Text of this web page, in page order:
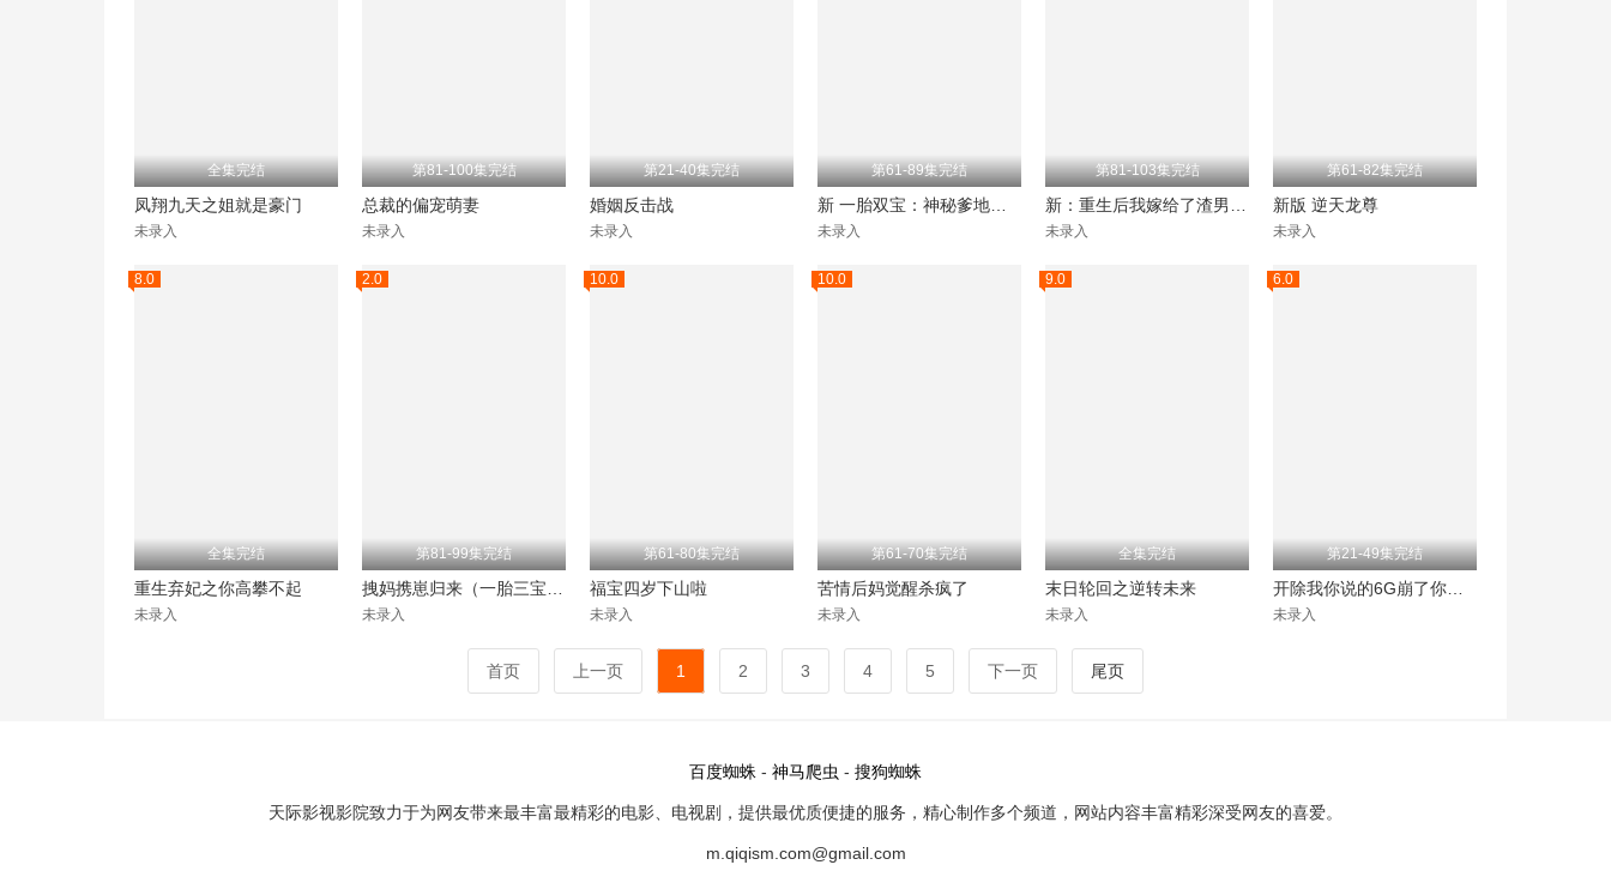
全集完结
凤翔九天之姐就是豪门
未录入
第81-100集完结
总裁的偏宠萌妻
未录入
第21-40集完结
婚姻反击战
未录入
第61-89集完结
未录入
第81-103集完结
未录入
第61-82集完结
新版 逆天龙尊
未录入
8.0
全集完结
重生弃妃之你高攀不起
未录入
2.0
第81-99集完结
未录入
10.0
第61-80集完结
福宝四岁下山啦
未录入
10.0
第61-70集完结
苦情后妈觉醒杀疯了
未录入
9.0
全集完结
末日轮回之逆转未来
未录入
6.0
第21-49集完结
未录入
首页 上一页 1 2 3 4 5 下一页 尾页
百度蜘蛛 - 神马爬虫 - 搜狗蜘蛛
天际影视影院致力于为网友带来最丰富最精彩的电影、电视剧，提供最优质便捷的服务，精心制作多个频道，网站内容丰富精彩深受网友的喜爱。
m.qiqism.com@gmail.com